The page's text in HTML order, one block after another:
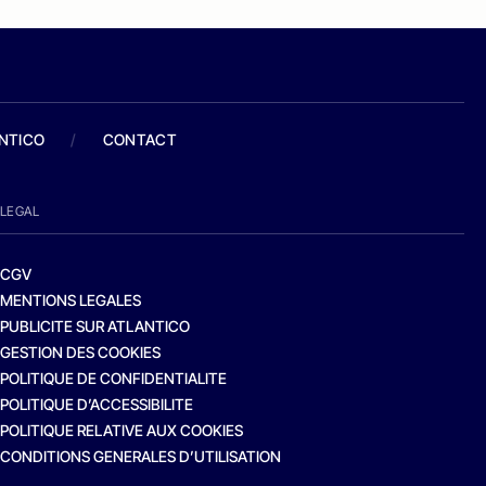
/ CONTACT
LEGAL
CGV
MENTIONS LEGALES
PUBLICITE SUR ATLANTICO
GESTION DES COOKIES
POLITIQUE DE CONFIDENTIALITE
POLITIQUE D’ACCESSIBILITE
POLITIQUE RELATIVE AUX COOKIES
CONDITIONS GENERALES D’UTILISATION